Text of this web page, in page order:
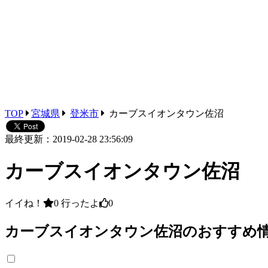
TOP 宮城県 登米市 カーブスイオンタウン佐沼
最終更新：2019-02-28 23:56:09
カーブスイオンタウン佐沼
イイね！ 0 行ったよ 0
カーブスイオンタウン佐沼のおすすめ